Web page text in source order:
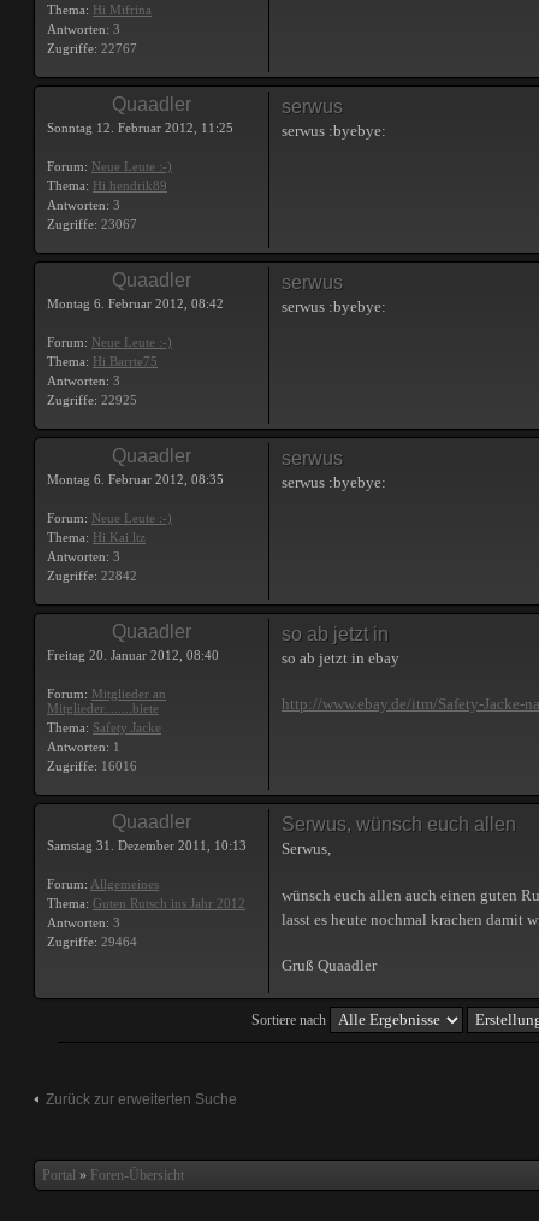
Thema: Hi Mifrina
Antworten: 3
Zugriffe: 22767
Quaadler
Sonntag 12. Februar 2012, 11:25
Forum: Neue Leute :-)
Thema: Hi hendrik89
Antworten: 3
Zugriffe: 23067
serwus
serwus :byebye:
Quaadler
Montag 6. Februar 2012, 08:42
Forum: Neue Leute :-)
Thema: Hi Barrte75
Antworten: 3
Zugriffe: 22925
serwus
serwus :byebye:
Quaadler
Montag 6. Februar 2012, 08:35
Forum: Neue Leute :-)
Thema: Hi Kai ltz
Antworten: 3
Zugriffe: 22842
serwus
serwus :byebye:
Quaadler
Freitag 20. Januar 2012, 08:40
Forum: Mitglieder an
Mitglieder........biete
Thema: Safety Jacke
Antworten: 1
Zugriffe: 16016
so ab jetzt in
so ab jetzt in ebay
http://www.ebay.de/itm/Safety-Jacke-
Quaadler
Samstag 31. Dezember 2011, 10:13
Forum: Allgemeines
Thema: Guten Rutsch ins Jahr 2012
Antworten: 3
Zugriffe: 29464
Serwus, wünsch euch allen
Serwus,
wünsch euch allen auch einen guten
lasst es heute nochmal krachen
Gruß Quaadler
Sortiere nach
Zurück zur erweiterten Suche
Portal » Foren-Übersicht